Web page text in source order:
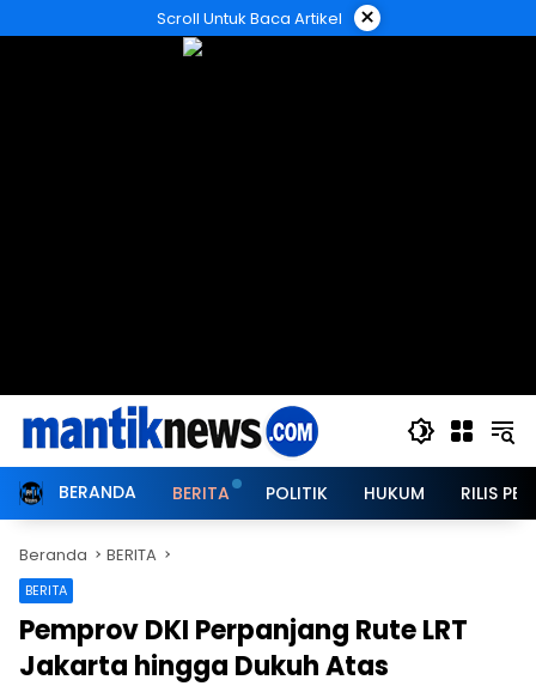
ke
Scroll Untuk Baca Artikel ×
BERANDA BERITA POLITIK HUKUM RILIS
Beranda BERITA
BERITA
Pemprov DKI Perpanjang Rute LRT
Jakarta hingga Dukuh Atas